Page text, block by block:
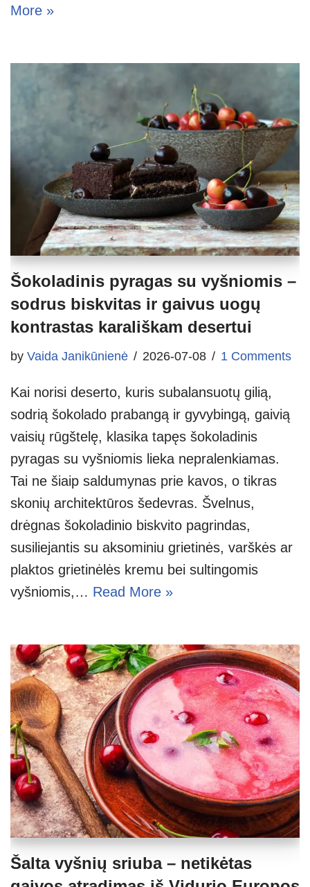
More »
Šokoladinis pyragas su vyšniomis –
sodrus biskvitas ir gaivus uogų
kontrastas karališkam desertui
by Vaida Janikūnienė 2026-07-08 1 Comments
Kai norisi deserto, kuris subalansuotų gilią,
sodrią šokolado prabangą ir gyvybingą, gaivią
vaisių rūgštelę, klasika tapęs šokoladinis
pyragas su vyšniomis lieka nepralenkiamas.
Tai ne šiaip saldumynas prie kavos, o tikras
skonių architektūros šedevras. Švelnus,
drėgnas šokoladinio biskvito pagrindas,
susiliejantis su aksominiu grietinės, varškės ar
plaktos grietinėlės kremu bei sultingomis
vyšniomis,… Read More »
Šalta vyšnių sriuba – netikėtas